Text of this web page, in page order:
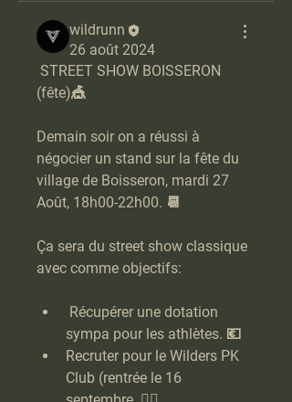
wildrunn
26 août 2024
(fête)🎪
Demain soir on a réussi à
négocier un stand sur la fête du
village de Boisseron, mardi 27
Août, 18h00-22h00. 📆
Ça sera du street show classique
avec comme objectifs:
sympa pour les athlètes. 💶
Recruter pour le Wilders PK
Club (rentrée le 16